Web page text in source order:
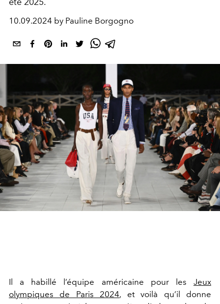
10.09.2024 by Pauline Borgogno
Il a habillé l’équipe américaine pour les Jeux
olympiques de Paris 2024, et voilà qu’il donne